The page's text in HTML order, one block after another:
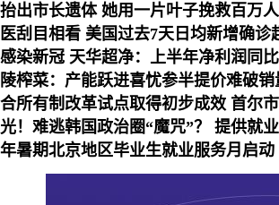
抬出市长遗体 她用一片叶子挽救百万
医刮目相看 美国过去7天日均新增确诊
感染新冠 天华超净：上半年净利润同
陵榨菜：产能跃进喜忧参半提价难破销
合所有制改革试点取得初步成效 首尔
光！难逃韩国政治圈“魔咒”？
提供就
年暑期北京地区毕业生就业服务月启动